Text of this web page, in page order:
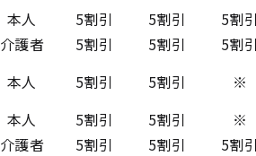
本人 5割引 5割引
5割引
介護者
5割引 5割引 5割引
本人 5割引 5割引 ※
本人 5割引 5割引
※
介護者
5割引 5割引
5割引